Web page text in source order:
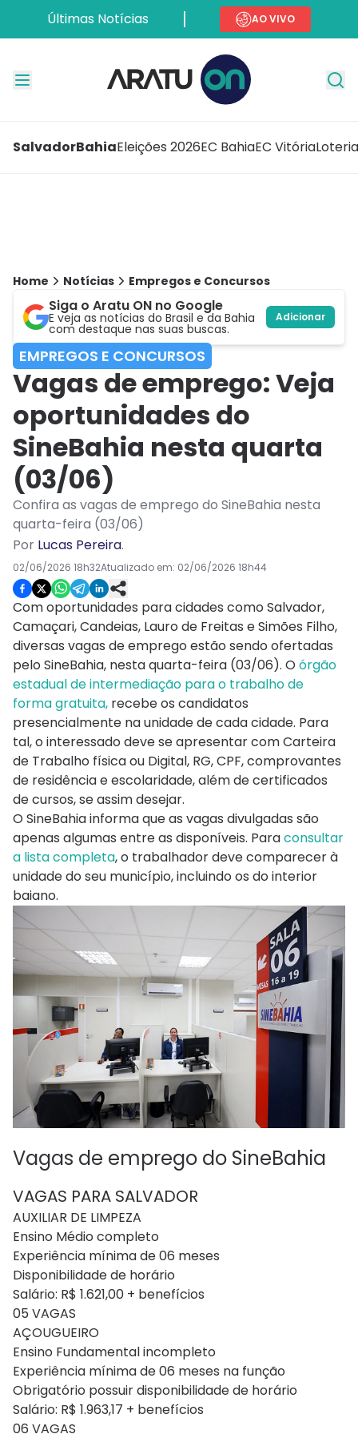
Últimas Notícias AO VIVO
SalvadorBahiaEleições 2026EC BahiaEC Vitória
Home Notícias Empregos e Concursos
Siga o Aratu ON no Google
E veja as notícias do Brasil e da Bahia
com destaque nas suas buscas.
Adicionar
EMPREGOS E CONCURSOS
Vagas de emprego: Veja
oportunidades do
SineBahia nesta quarta
(03/06)
Confira as vagas de emprego do SineBahia nesta
quarta-feira (03/06)
Por Lucas Pereira.
02/06/2026 18h32Atualizado em: 02/06/2026 18h44
Com oportunidades para cidades como Salvador,
Camaçari, Candeias, Lauro de Freitas e Simões Filho,
diversas vagas de emprego estão sendo ofertadas
pelo SineBahia, nesta quarta-feira (03/06). O órgão
estadual de intermediação para o trabalho de
forma gratuita, recebe os candidatos
presencialmente na unidade de cada cidade. Para
tal, o interessado deve se apresentar com Carteira
de Trabalho física ou Digital, RG, CPF, comprovantes
de residência e escolaridade, além de certificados
de cursos, se assim desejar.
O SineBahia informa que as vagas divulgadas são
apenas algumas entre as disponíveis. Paraconsultar
a lista completa, o trabalhador deve comparecer à
unidade do seu município, incluindo os do interior
baiano.
Vagas de emprego do SineBahia
VAGAS PARA SALVADOR
AUXILIAR DE LIMPEZA
Ensino Médio completo
Experiência mínima de 06 meses
Disponibilidade de horário
Salário: R$ 1.621,00 + benefícios
05 VAGAS
AÇOUGUEIRO
Ensino Fundamental incompleto
Experiência mínima de 06 meses na função
Obrigatório possuir disponibilidade de horário
Salário: R$ 1.963,17 + benefícios
06 VAGAS